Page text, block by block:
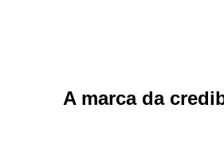
A marca da